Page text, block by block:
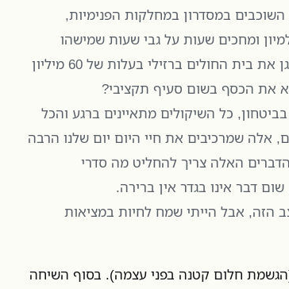
במסדרון במחלקות הפנימיות,
ומחכים שעות על גבי שעות שמישהו
יתייחס אליהם? למה כשצריך למגן את בית החולים ברזילי בעלות של 60 מיליון
את הכסף בשום סעיף תקציבי?
כל השיקולים מתאיינים ברגע והכל
אלה שמרכיבים את חיי היום יום שלנו הרבה
הדברים האלה צריך להחליט מה סדרי
דבר אינו בגדר אין ברירה.
הזה, אבל הייתי שמח לחיות במציאות
(הגשמת חלום קטנה בפני עצמה). בסוף השיחה